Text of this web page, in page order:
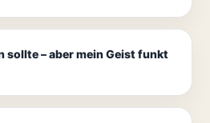
sollte – aber mein Geist funkt